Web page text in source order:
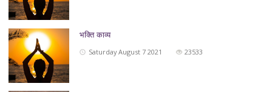
भक्ति काव्य
Saturday August 7 2021
23533